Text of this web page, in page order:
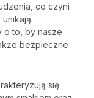
co czyni
o to, by nasze
bezpieczne
się